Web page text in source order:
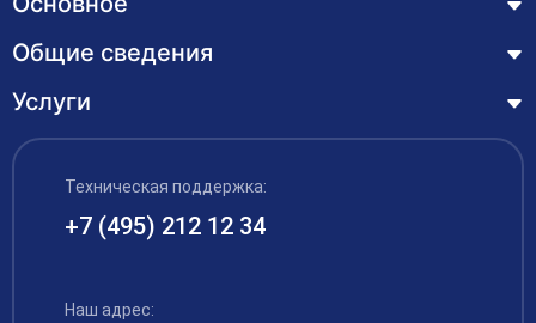
Курсы
Лицензия
Обучающимся
Акции
Контакты
Общие сведения
Основные сведения
Структура и органы управления образовательной
организацией
Документы
Руководство и педагогический состав
Услуги
Профессиональная переподготовка
Курсы повышения квалификации – дистанционное
обучение с выдачей удостоверения
Рабочие специальности
Техническая поддержка:
+7 (495) 212 12 34
Наш адрес: